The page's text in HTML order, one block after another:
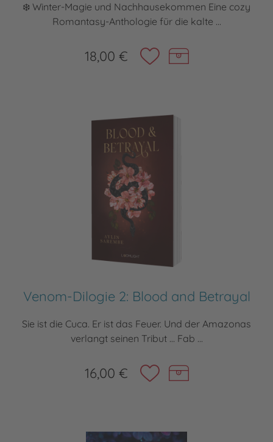
❄️ Winter-Magie und Nachhausekommen Eine cozy
Romantasy-Anthologie für die kalte ...
18,00 €
Venom-Dilogie 2: Blood and Betrayal
Sie ist die Cuca. Er ist das Feuer. Und der Amazonas
verlangt seinen Tribut … Fab ...
16,00 €